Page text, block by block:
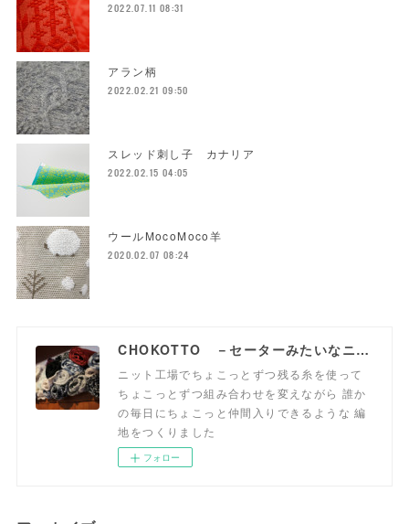
2022.07.11 08:31
アラン柄
2022.02.21 09:50
スレッド刺し子 カナリア
2022.02.15 04:05
ウールMocoMoco羊
2020.02.07 08:24
CHOKOTTO －セーターみたいなニット生地、おいてます－
ニット工場でちょこっとずつ残る糸を使って
ちょこっとずつ組み合わせを変えながら 誰か
の毎日にちょこっと仲間入りできるような 編
地をつくりました
フォロー